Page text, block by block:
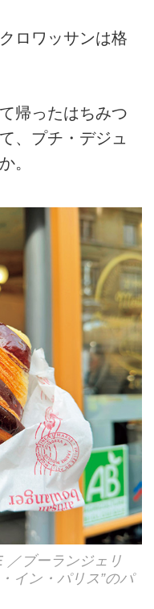
ロワッサンは格
帰ったはちみつ
、プチ・デジュ
。
／ブーランジェリ
イン・パリス”のパ